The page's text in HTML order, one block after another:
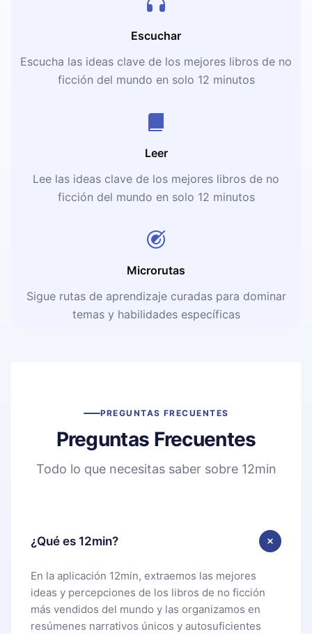
Escuchar
Escucha las ideas clave de los mejores libros de no
ficción del mundo en solo 12 minutos
Leer
Lee las ideas clave de los mejores libros de no
ficción del mundo en solo 12 minutos
Microrutas
Sigue rutas de aprendizaje curadas para dominar
temas y habilidades específicas
PREGUNTAS FRECUENTES
Preguntas Frecuentes
Todo lo que necesitas saber sobre 12min
¿Qué es 12min?
En la aplicación 12min, extraemos las mejores
ideas y percepciones de los libros de no ficción
más vendidos del mundo y las organizamos en
resúmenes narrativos únicos y autosuficientes